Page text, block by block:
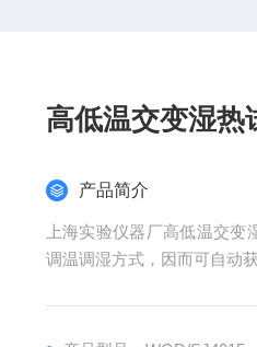
高低温交变湿热
产品简介
上海实验仪器厂高低温交
调温调湿方式，因而可自动